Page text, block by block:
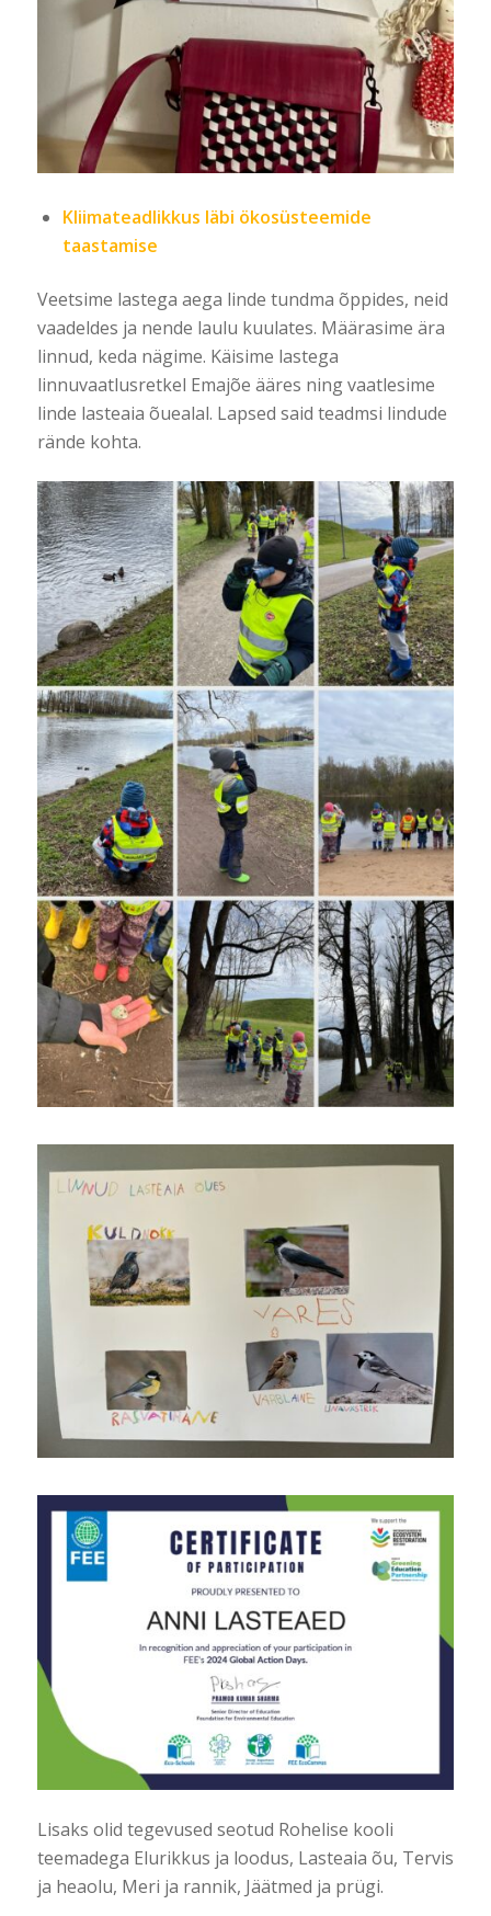
Kliimateadlikkus läbi ökosüsteemide
taastamise
Veetsime lastega aega linde tundma õppides, neid
vaadeldes ja nende laulu kuulates. Määrasime ära
linnud, keda nägime. Käisime lastega
linnuvaatlusretkel Emajõe ääres ning vaatlesime
linde lasteaia õuealal. Lapsed said teadmsi lindude
rände kohta.
Lisaks olid tegevused seotud Rohelise kooli
teemadega Elurikkus ja loodus, Lasteaia õu, Tervis
ja heaolu, Meri ja rannik, Jäätmed ja prügi.